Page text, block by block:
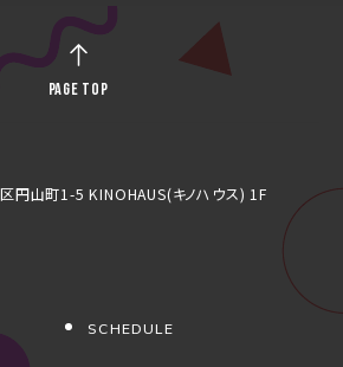
円山町1-5 KINOHAUS(キノハウス) 1F
SCHEDULE
PAGE TOP